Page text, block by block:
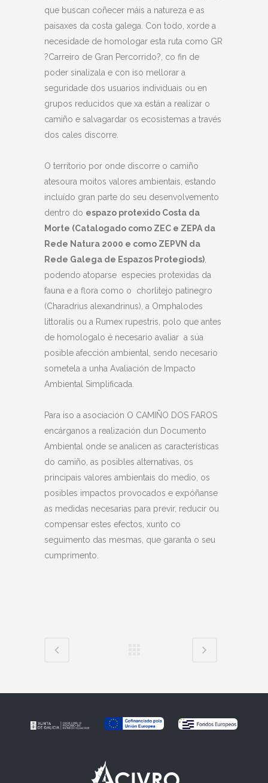
que buscan coñecer máis a natureza e as
paisaxes da costa galega. Con todo, xorde a
necesidade de homologar esta ruta como GR
?Carreiro de Gran Percorrido?, co fin de
poder sinalizala e con iso mellorar a
seguridade dos usuarios individuais ou en
grupos reducidos que xa están a realizar o
camiño e salvagardar os ecosistemas a través
dos cales discorre.
O territorio por onde discorre o camiño
atesoura moitos valores ambientais, estando
incluído gran parte do seu desenvolvemento
dentro do espazo protexido Costa da
Morte (Catalogado como ZEC e ZEPA da
Rede Natura 2000 e como ZEPVN da
Rede Galega de Espazos Protegiods)
podendo atoparse especies protexidas da
fauna e a flora como o chorlitejo patinegro
(Charadrius alexandrinus), a Omphalodes
littoralis ou a Rumex rupestris, polo que antes
de homologalo é necesario avaliar a súa
posible afección ambiental, sendo necesario
sometela a unha Avaliación de Impacto
Ambiental Simplificada.
Para iso a asociación O CAMIÑO DOS FAROS
encárganos a realización dun Documento
Ambiental onde se analicen as características
do camiño, as posibles alternativas, os
principais valores ambientais do medio, os
posibles impactos provocados e expóñanse
as medidas necesarias para previr, reducir ou
compensar estes efectos, xunto co
seguimento das mesmas, que garanta o seu
cumprimento.